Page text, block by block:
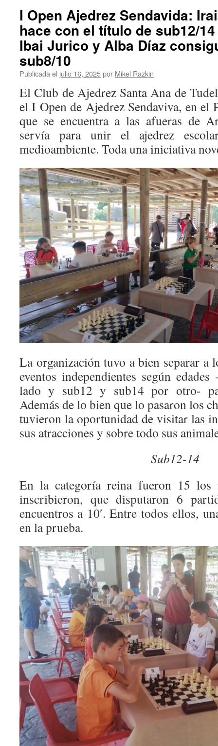
I Open Ajedrez Sendavida:
hace con el título de sub12/
Ibai Jurico y Alba Díaz
sub8/10
Publicada el julio 16, 2025por Mikel Razkin
El Club de Ajedrez Santa Ana de
el I Open de Ajedrez Sendaviva, en el
que se encuentra a las afueras de
servía para unir el ajedrez
medioambiente. Toda una iniciativa
La organización tuvo a bien separar a
eventos independientes según
lado y sub12 y sub14 por otro-
Además de lo bien que lo pasaron los
tuvieron la oportunidad de visitar las
sus atracciones y sobre todo sus
Sub12-14
En la categoría reina fueron 15 los
inscribieron, que disputaron 6
encuentros a 10′. Entre todos ellos,
en la prueba.